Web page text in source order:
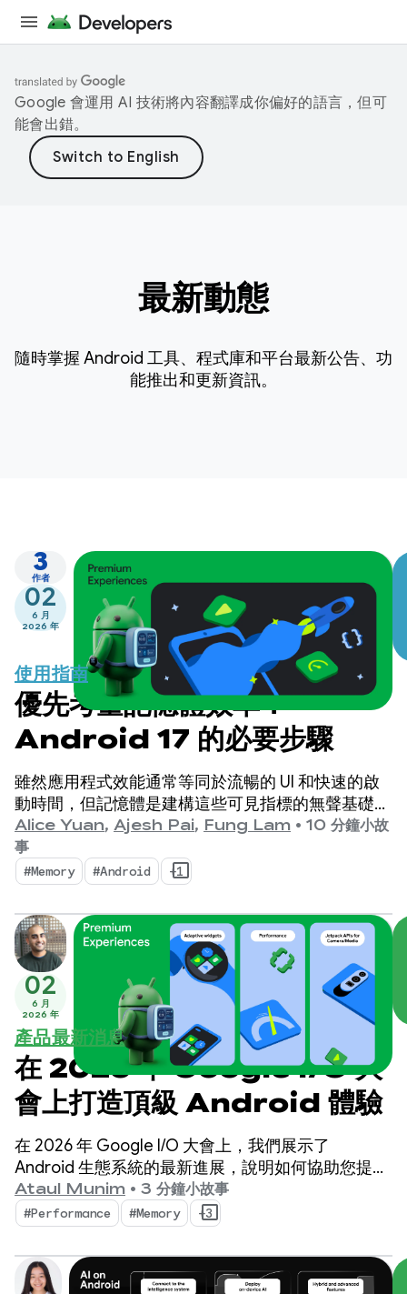
Google 會運用 AI 技術將內容翻譯成你偏好的語言，但可
能會出錯。
最新動態
隨時掌握 Android 工具、程式庫和平台最新公告、功
能推出和更新資訊。
3
作者
02
6 月
2026 年
使用指南
優先考量記憶體效率：
Android 17 的必要步驟
雖然應用程式效能通常等同於流暢的 UI 和快速的啟
動時間，但記憶體是建構這些可見指標的無聲基礎。
眾所皆知，裝置記憶體的重要性與日俱增。
Alice Yuan, Ajesh Pai, Fung Lam • 10 分鐘小故
事
#Memory #Android +1
02
6 月
2026 年
產品最新消息
在 2026 年 Google I/O 大
會上打造頂級 Android 體驗
在 2026 年 Google I/O 大會上，我們展示了
Android 生態系統的最新進展，說明如何協助您提升
應用程式品質，同時盡可能提高開發效率。
Ataul Munim • 3 分鐘小故事
#Performance #Memory +3